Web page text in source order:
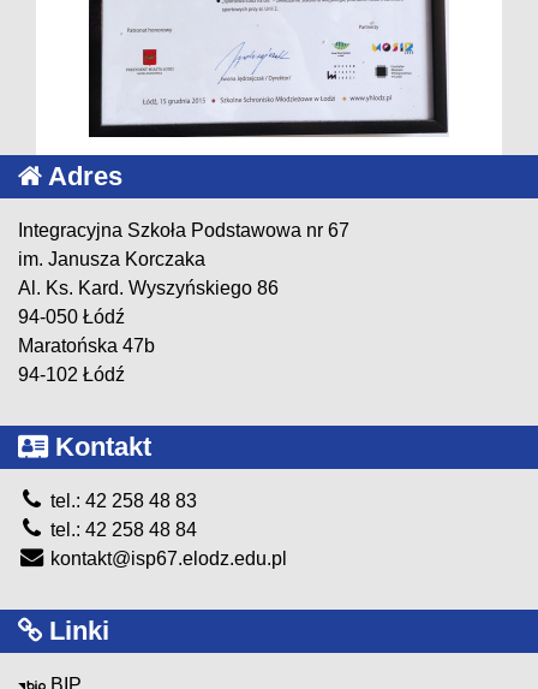
Adres
Integracyjna Szkoła Podstawowa nr 67
im. Janusza Korczaka
Al. Ks. Kard. Wyszyńskiego 86
94-050 Łódź
Maratońska 47b
94-102 Łódź
Kontakt
tel.: 42 258 48 83
tel.: 42 258 48 84
kontakt@isp67.elodz.edu.pl
Linki
BIP